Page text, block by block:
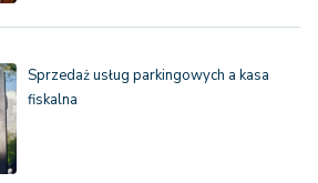
Sprzedaż usług parkingowych a kasa
fiskalna